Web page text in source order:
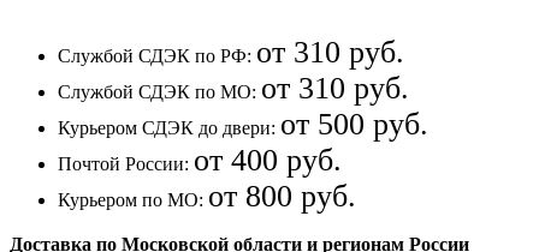
Службой СДЭК по РФ: от 310 руб.
Службой СДЭК по МО: от 310 руб.
Курьером СДЭК до двери: от 500 руб.
Почтой России: от 400 руб.
Курьером по МО: от 800 руб.
Доставка по Московской области и регионам России